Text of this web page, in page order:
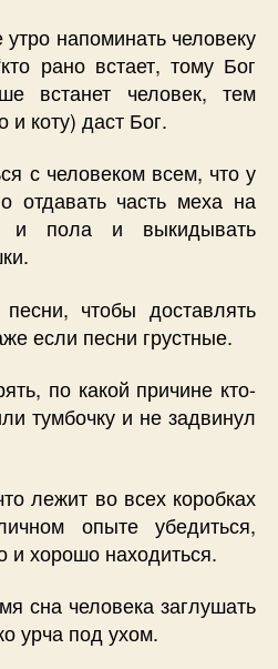
напоминать человеку
рано встает, тому Бог
встанет человек, тем
коту) даст Бог.
с человеком всем, что у
отдавать часть меха на
и пола и выкидывать
чтобы доставлять
если песни грустные.
по какой причине кто-
тумбочку и не задвинул
лежит во всех коробках
опыте убедиться,
и хорошо находиться.
сна человека заглушать
урча под ухом.